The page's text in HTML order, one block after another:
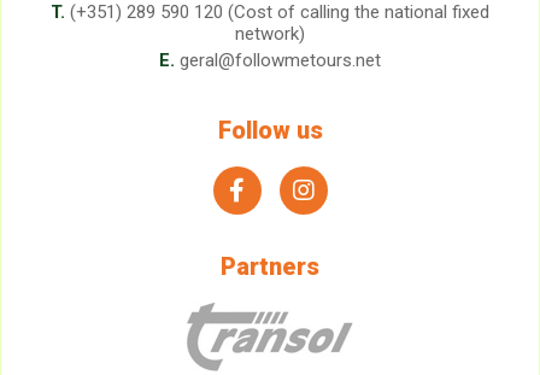
T. (+351) 289 590 120 (Cost of calling the national fixed
network)
E. geral@followmetours.net
Follow us
facebookinstagram
Partners